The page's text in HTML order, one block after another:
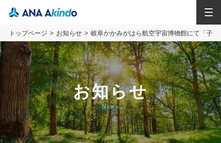
トップページ お知らせ 岐阜かかみがはら航空宇宙博物館にて「子
お知らせ
News